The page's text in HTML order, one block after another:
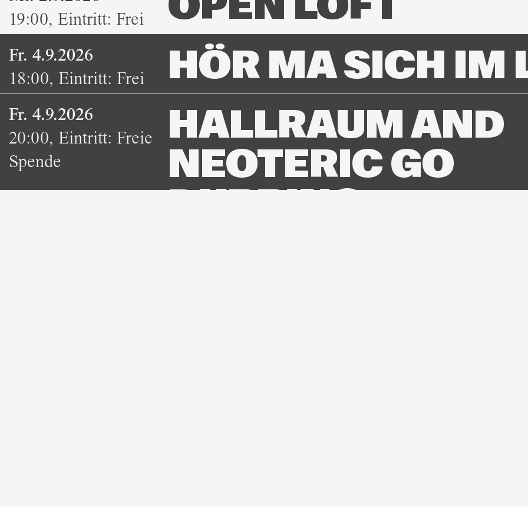
19:00, Eintritt: Frei
Fr. 4.9.2026
18:00, Eintritt: Frei HÖR MA SICH IM
Fr. 4.9.2026
20:00, Eintritt: Freie
Spende
HALLRAUM AND
NEOTERIC GO